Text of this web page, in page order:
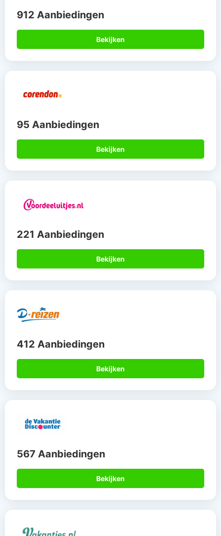
912 Aanbiedingen
Bekijken
95 Aanbiedingen
Bekijken
221 Aanbiedingen
Bekijken
412 Aanbiedingen
Bekijken
567 Aanbiedingen
Bekijken